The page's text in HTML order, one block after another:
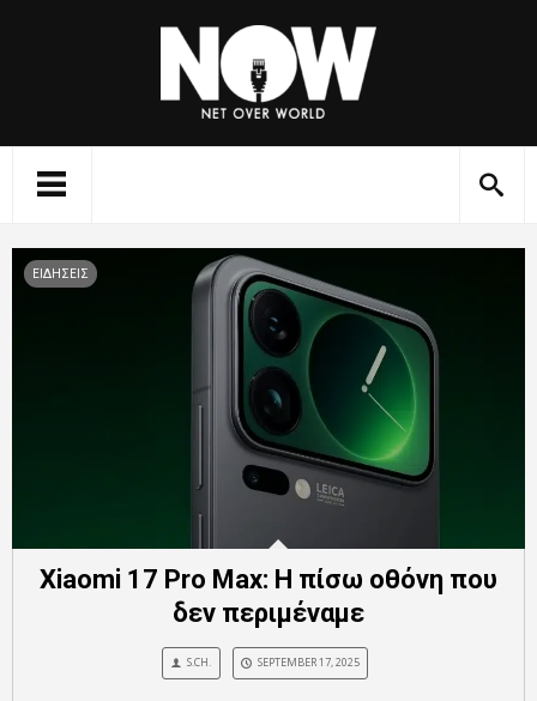
ΕΙΔΗΣΕΙΣ
Xiaomi 17 Pro Max: Η πίσω οθόνη που
δεν περιμέναμε
S.CH. SEPTEMBER 17, 2025